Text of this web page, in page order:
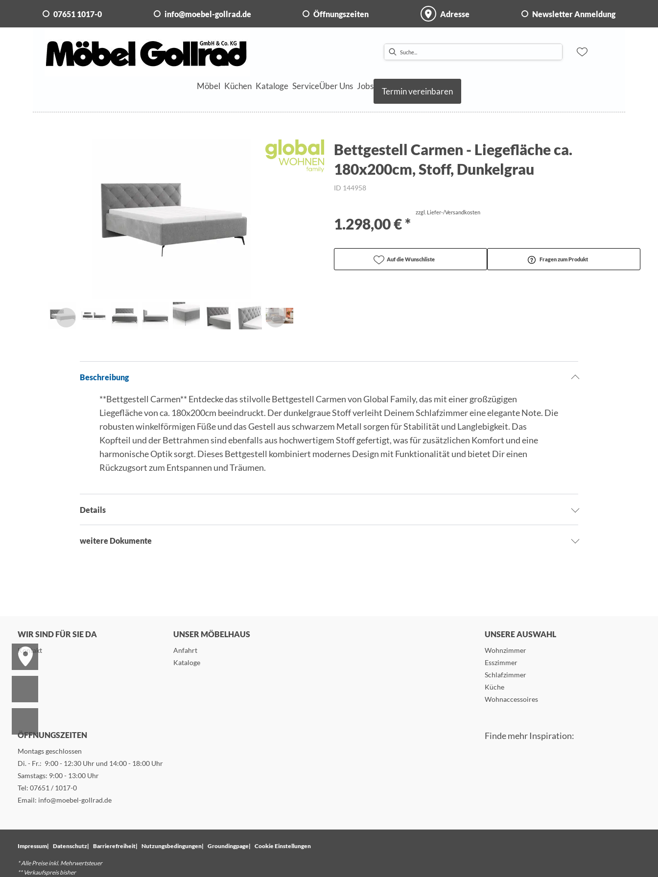
07651 1017-0 info@moebel-gollrad.de Öffnungszeiten Adresse Newsletter Anmeldung
Möbel Küchen Kataloge ServiceÜber Uns Jobs
Termin vereinbaren
Bettgestell Carmen - Liegefläche ca.
180x200cm, Stoff, Dunkelgrau
ID 144958
1.298,00 € *
zzgl. Liefer-/Versandkosten
Auf die Wunschliste Fragen zum Produkt
Beschreibung
**Bettgestell Carmen** Entdecke das stilvolle Bettgestell Carmen von Global Family, das mit einer großzügigen
Liegefläche von ca. 180x200cm beeindruckt. Der dunkelgraue Stoff verleiht Deinem Schlafzimmer eine elegante Note. Die
robusten winkelförmigen Füße und das Gestell aus schwarzem Metall sorgen für Stabilität und Langlebigkeit. Das
Kopfteil und der Bettrahmen sind ebenfalls aus hochwertigem Stoff gefertigt, was für zusätzlichen Komfort und eine
harmonische Optik sorgt. Dieses Bettgestell kombiniert modernes Design mit Funktionalität und bietet Dir einen
Rückzugsort zum Entspannen und Träumen.
Details
weitere Dokumente
WIR SIND FÜR SIE DA
Kontakt
UNSER MÖBELHAUS
Anfahrt
Kataloge
UNSERE AUSWAHL
Wohnzimmer
Esszimmer
Schlafzimmer
Küche
Wohnaccessoires
ÖFFNUNGSZEITEN
Montags geschlossen
Di. - Fr.: 9:00 - 12:30 Uhr und 14:00 - 18:00 Uhr
Samstags: 9:00 - 13:00 Uhr
Tel: 07651 / 1017-0
Email: info@moebel-gollrad.de
Finde mehr Inspiration:
Impressum Datenschutz Barrierefreiheit Nutzungsbedingungen Groundingpage Cookie Einstellungen
* Alle Preise inkl. Mehrwertsteuer
** Verkaufspreis bisher